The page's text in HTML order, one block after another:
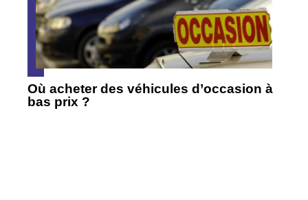
Où acheter des véhicules d’occasion à
bas prix ?